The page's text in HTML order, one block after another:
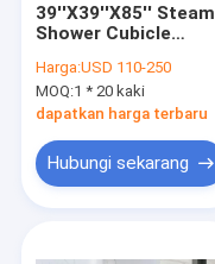
39''X39''X85'' Steam
Shower Cubicle
5mm
Harga:USD 110-250
MOQ:1 * 20 kaki
dapatkan harga terbaru
Hubungi sekarang